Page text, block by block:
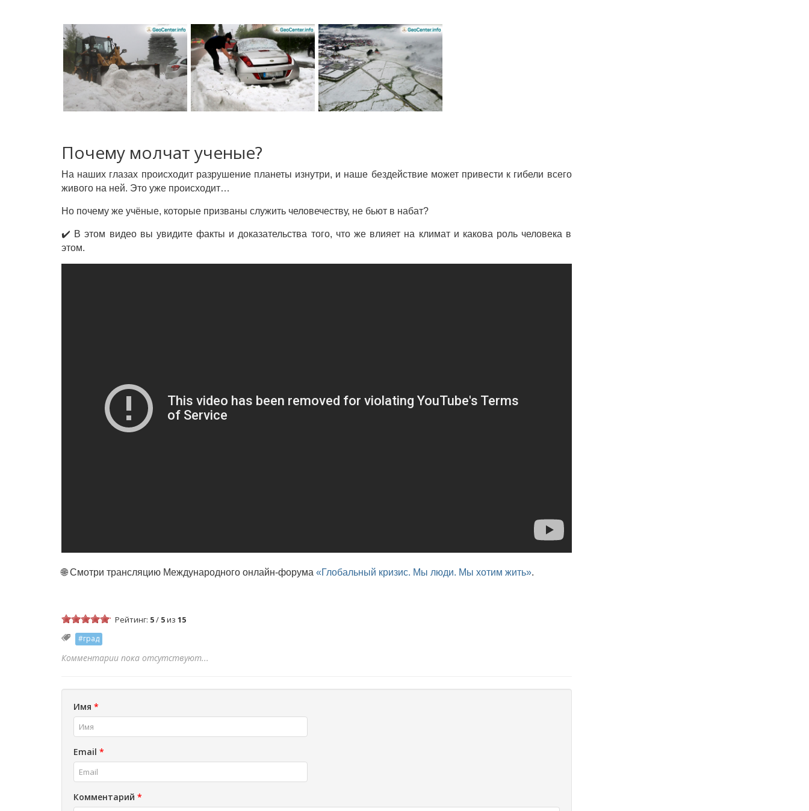
Почему молчат ученые?
На наших глазах происходит разрушение планеты изнутри, и наше бездействие может привести к гибели всего
живого на ней. Это уже происходит…
Но почему же учёные, которые призваны служить человечеству, не бьют в набат?
✔️ В этом видео вы увидите факты и доказательства того, что же влияет на климат и какова роль человека в
этом.
🌐 Смотри трансляцию Международного онлайн-форума «Глобальный кризис. Мы люди. Мы хотим жить».
Рейтинг: 5/ 5из 15
#град
Комментарии пока отсутствуют...
Имя *
Email *
Комментарий *